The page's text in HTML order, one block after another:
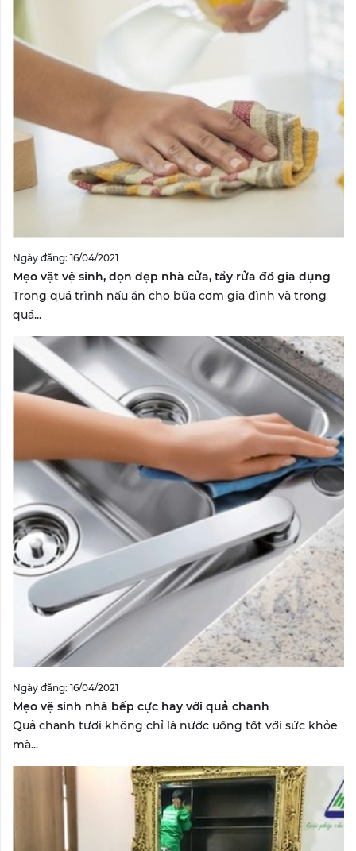
Ngày đăng: 16/04/2021
Mẹo vặt vệ sinh, dọn dẹp nhà cửa, tẩy rửa đồ gia dụng
Trong quá trình nấu ăn cho bữa cơm gia đình và trong
quá...
Ngày đăng: 16/04/2021
Mẹo vệ sinh nhà bếp cực hay với quả chanh
Quả chanh tươi không chỉ là nước uống tốt với sức khỏe
mà...